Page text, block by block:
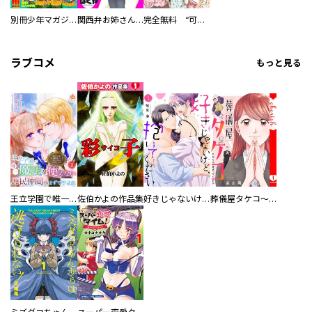
別冊少年マガジン 関西弁お姉さんと純真少年 完全無料 “可愛い”の全てがここにある！ 最かわヒロイン１７人試し読みパック
ラブコメ もっと見る
王立学園で唯一魔法が使えない庶民仲間のはずですよね～実は王子様で私を溺愛しているなんて告白はやめてください～佐伯かよの作品集 好きじゃないけど、抱いてください【電子単行本版／特典おまけ付き】 葬儀屋タケコ～あなたの最期、叶えます【電子単行本版】